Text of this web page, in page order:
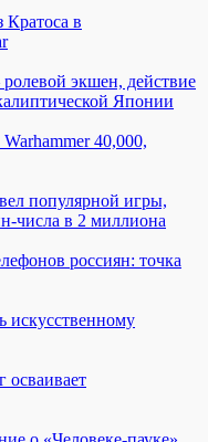
Кратоса в
экшен, действие
Японии
40,000,
популярной игры,
числа в 2 миллиона
россиян: точка
искусственному
осваивает